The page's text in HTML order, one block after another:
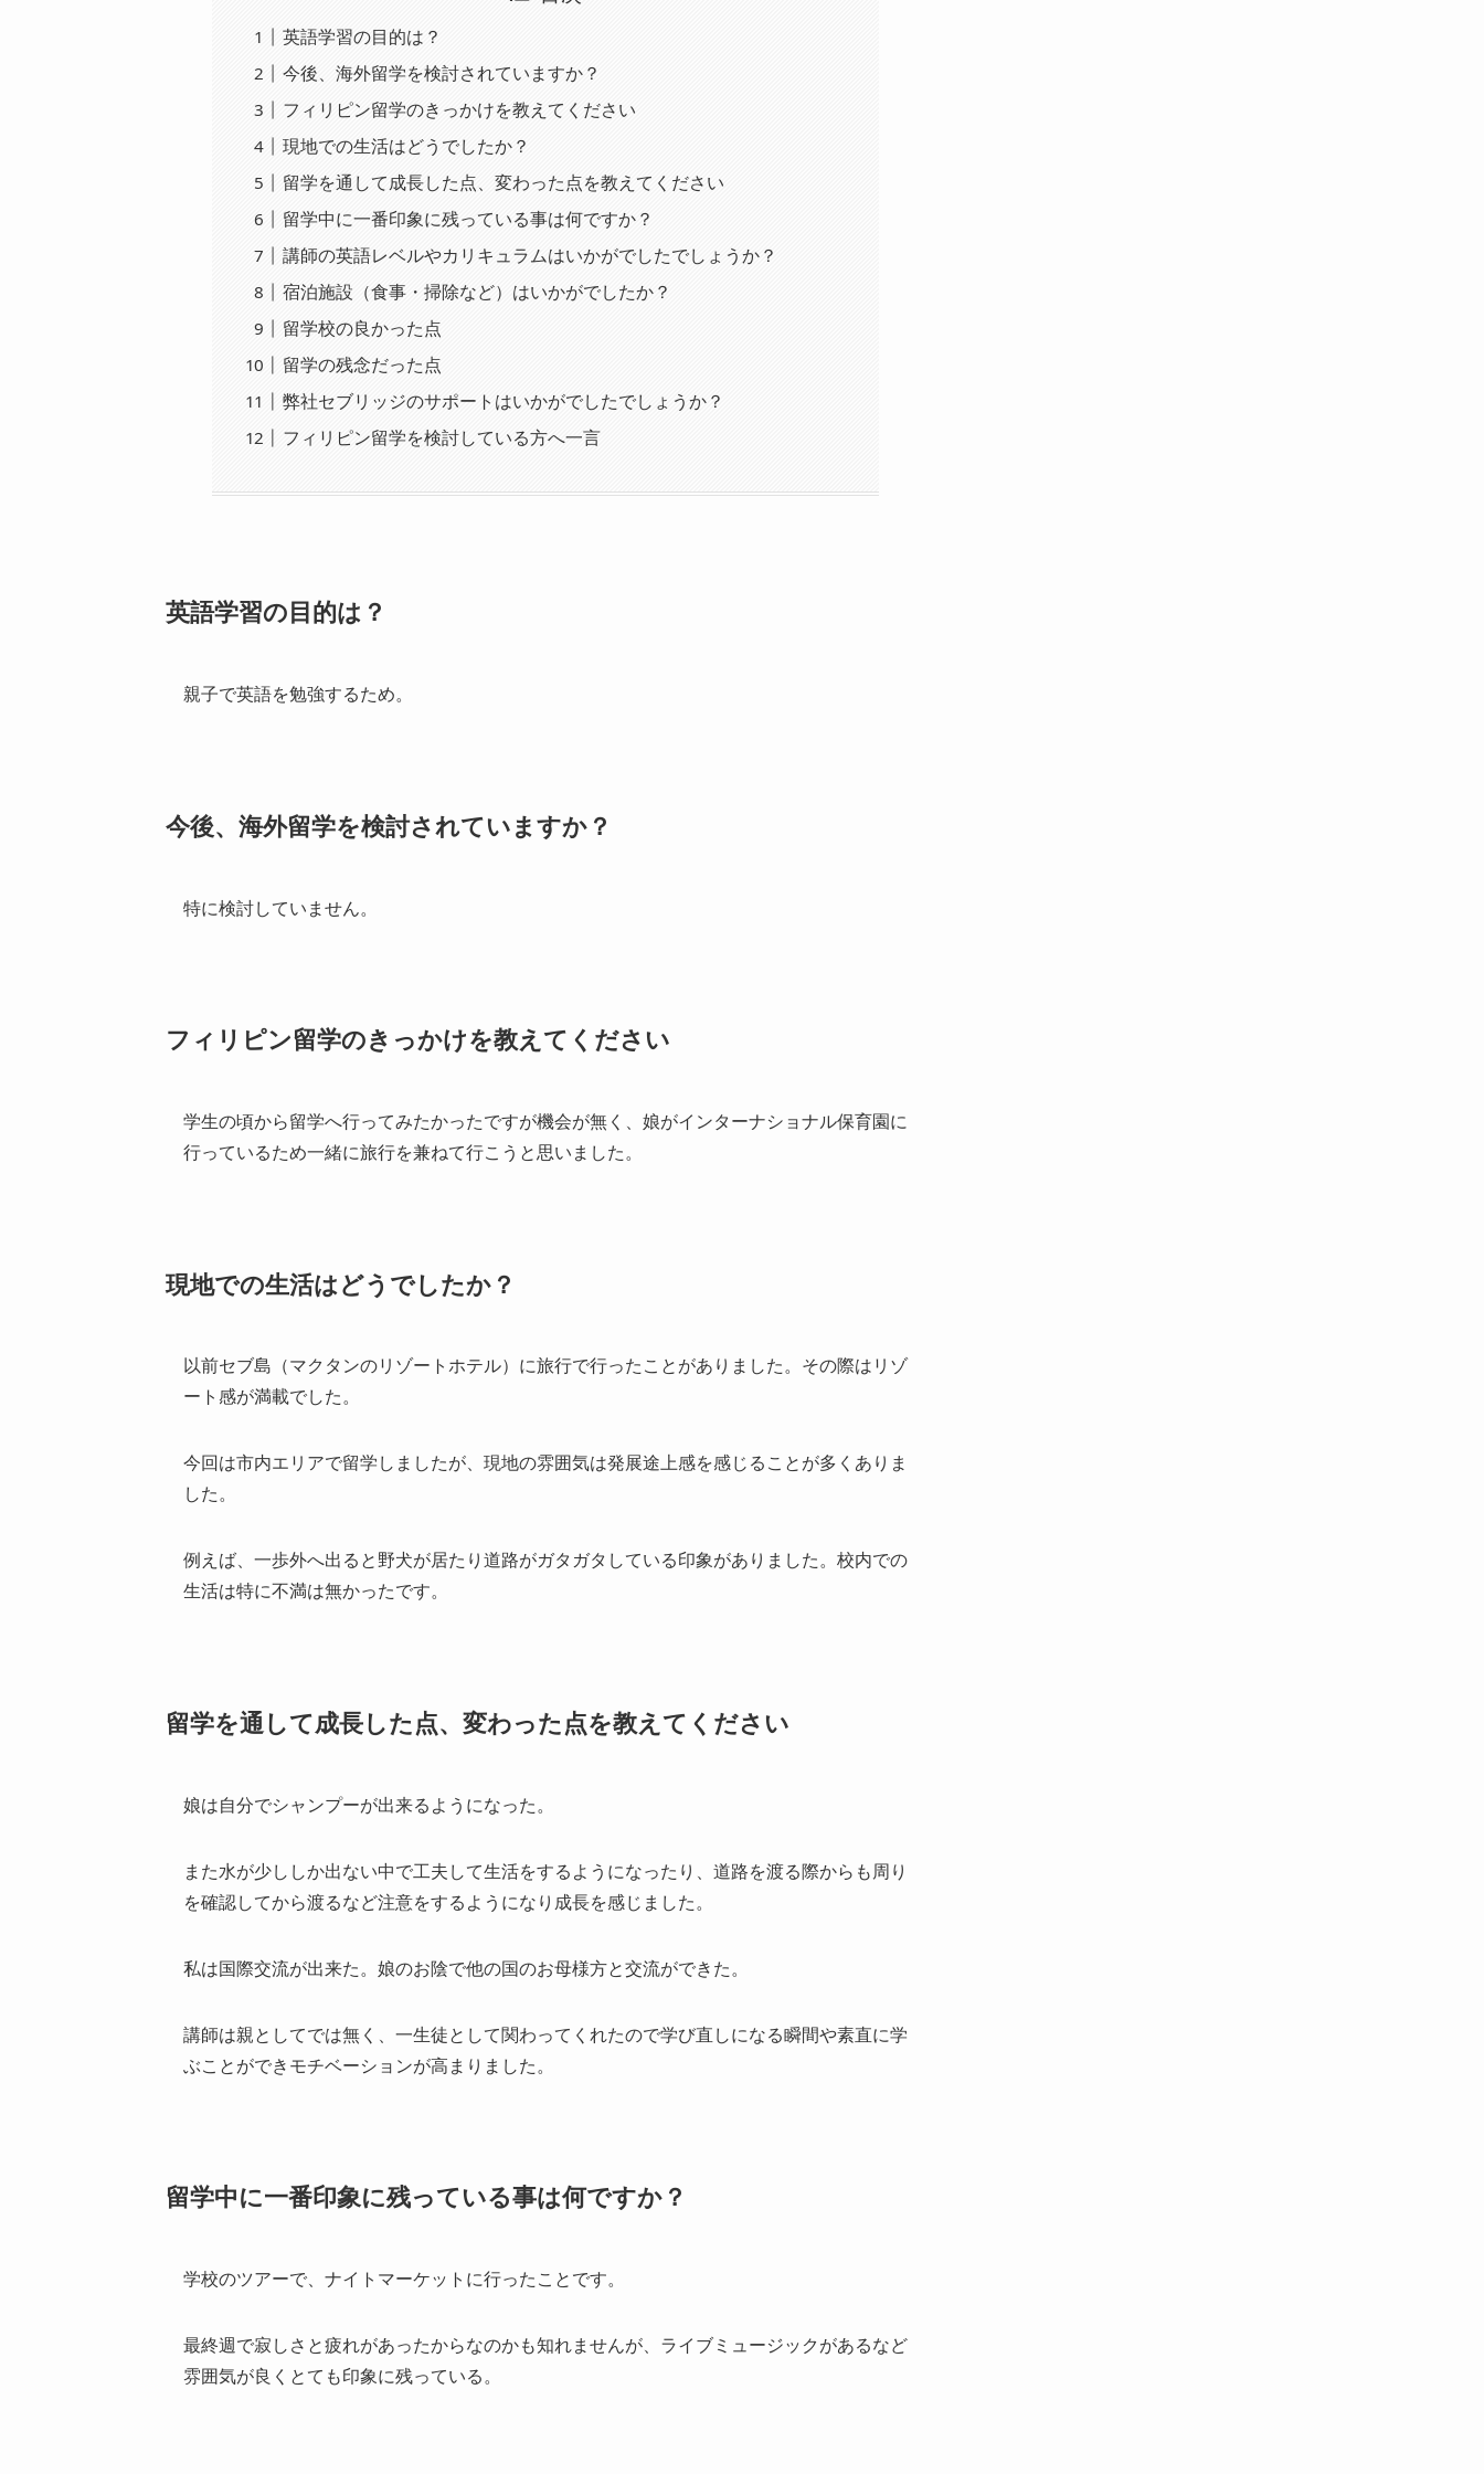
英語学習の目的は？
今後、海外留学を検討されていますか？
フィリピン留学のきっかけを教えてください
現地での生活はどうでしたか？
留学を通して成長した点、変わった点を教えてください
留学中に一番印象に残っている事は何ですか？
講師の英語レベルやカリキュラムはいかがでしたでしょうか？
宿泊施設（食事・掃除など）はいかがでしたか？
留学校の良かった点
留学の残念だった点
弊社セブリッジのサポートはいかがでしたでしょうか？
フィリピン留学を検討している方へ一言
英語学習の目的は？
親子で英語を勉強するため。
今後、海外留学を検討されていますか？
特に検討していません。
フィリピン留学のきっかけを教えてください
学生の頃から留学へ行ってみたかったですが機会が無く、娘がインターナショナル保育園に
行っているため一緒に旅行を兼ねて行こうと思いました。
現地での生活はどうでしたか？
以前セブ島（マクタンのリゾートホテル）に旅行で行ったことがありました。その際はリゾ
ート感が満載でした。
今回は市内エリアで留学しましたが、現地の雰囲気は発展途上感を感じることが多くありま
した。
例えば、一歩外へ出ると野犬が居たり道路がガタガタしている印象がありました。校内での
生活は特に不満は無かったです。
留学を通して成長した点、変わった点を教えてください
娘は自分でシャンプーが出来るようになった。
また水が少ししか出ない中で工夫して生活をするようになったり、道路を渡る際からも周り
を確認してから渡るなど注意をするようになり成長を感じました。
私は国際交流が出来た。娘のお陰で他の国のお母様方と交流ができた。
講師は親としてでは無く、一生徒として関わってくれたので学び直しになる瞬間や素直に学
ぶことができモチベーションが高まりました。
留学中に一番印象に残っている事は何ですか？
学校のツアーで、ナイトマーケットに行ったことです。
最終週で寂しさと疲れがあったからなのかも知れませんが、ライブミュージックがあるなど
雰囲気が良くとても印象に残っている。